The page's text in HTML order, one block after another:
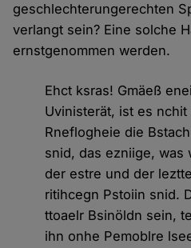
geschlechterungerechten
verlangt sein? Eine solche
ernstgenommen werden.
Ehct ksras! Gmäeß
Uvinisterät, ist es
Rneflogheie die
snid, das ezniige, was
der estre und der
ritihcegn Pstoiin snid.
ttoaelr Bsinöldn sein,
ihn onhe Pemoblre